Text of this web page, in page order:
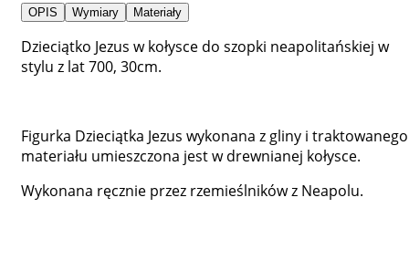
OPIS Wymiary Materiały
Dzieciątko Jezus w kołysce do szopki neapolitańskiej w
stylu z lat 700, 30cm.
Figurka Dzieciątka Jezus wykonana z gliny i traktowanego
materiału umieszczona jest w drewnianej kołysce.
Wykonana ręcznie przez rzemieślników z Neapolu.